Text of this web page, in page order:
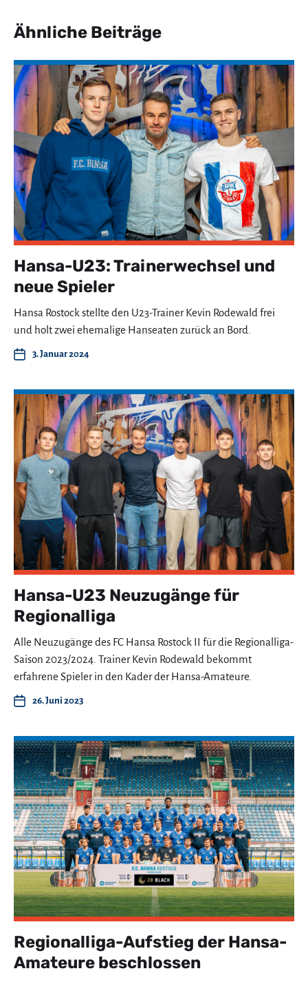
Ähnliche Beiträge
Hansa-U23: Trainerwechsel und
neue Spieler
Hansa Rostock stellte den U23-Trainer Kevin Rodewald frei
und holt zwei ehemalige Hanseaten zurück an Bord.
3. Januar 2024
Hansa-U23 Neuzugänge für
Regionalliga
Alle Neuzugänge des FC Hansa Rostock II für die Regionalliga-
Saison 2023/2024. Trainer Kevin Rodewald bekommt
erfahrene Spieler in den Kader der Hansa-Amateure.
26. Juni 2023
Regionalliga-Aufstieg der Hansa-
Amateure beschlossen